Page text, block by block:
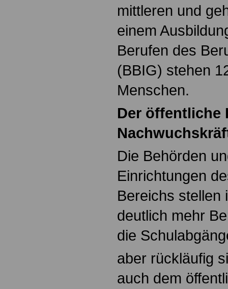
mittleren und
einem
Berufen des
(BBIG) stehen
Menschen.
Der öffentliche
Die Behörden
Einrichtungen
Bereichs stellen
deutlich mehr
die
aber rückläufig
auch dem